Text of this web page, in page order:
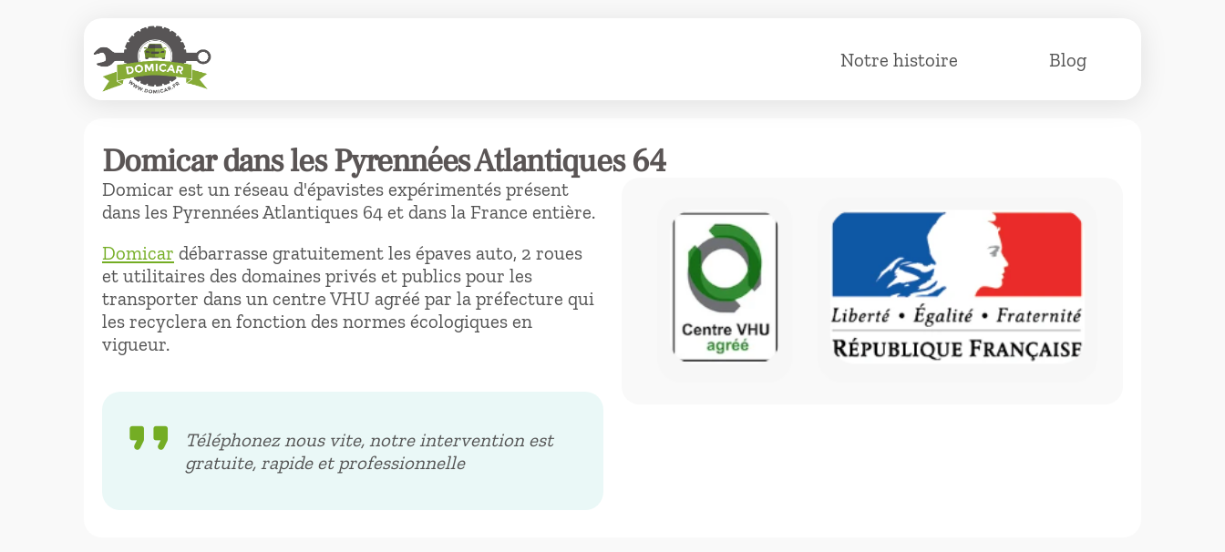
Notre histoire Blog
Domicar dans les Pyrennées Atlantiques 64
Domicar est un réseau d'épavistes expérimentés présent
dans les Pyrennées Atlantiques 64 et dans la France entière.
Domicar débarrasse gratuitement les épaves auto, 2 roues
et utilitaires des domaines privés et publics pour les
transporter dans un centre VHU agréé par la préfecture qui
les recyclera en fonction des normes écologiques en
vigueur.
format_quote
Téléphonez nous vite, notre intervention est
gratuite, rapide et professionnelle